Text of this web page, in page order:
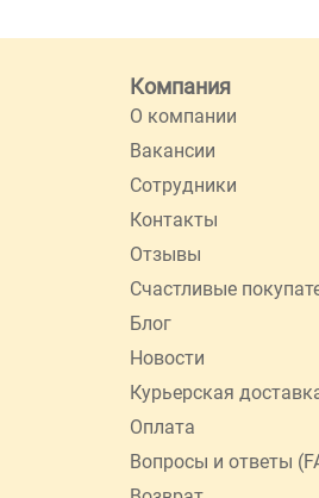
Компания
О компании
Вакансии
Сотрудники
Контакты
Отзывы
Счастливые
Блог
Новости
Курьерская
Оплата
Вопросы и ответы